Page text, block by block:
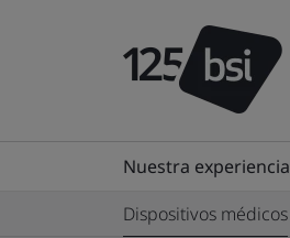
Nuestra experiencia
Dispositivos médicos